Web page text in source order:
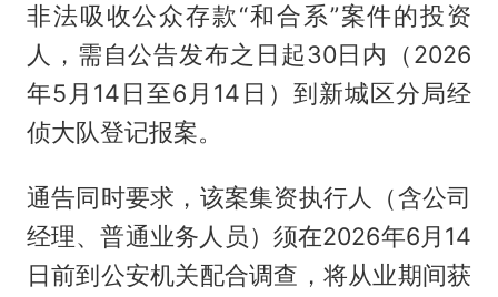
非法吸收公众存款“和合系”案件的投资
人，需自公告发布之日起30日内（2026
年5月14日至6月14日）到新城区分局经
侦大队登记报案。
通告同时要求，该案集资执行人（含公司
经理、普通业务人员）须在2026年6月14
日前到公安机关配合调查，将从业期间获